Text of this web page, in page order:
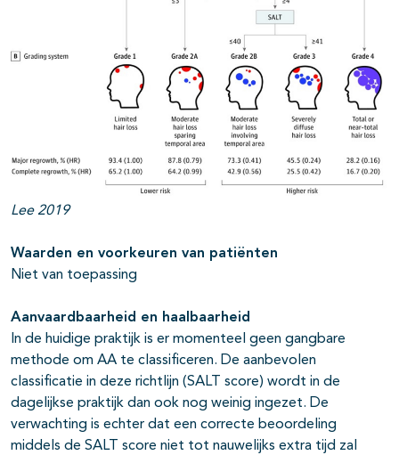
Lee 2019
Waarden en voorkeuren van patiënten
Niet van toepassing
Aanvaardbaarheid en haalbaarheid
In de huidige praktijk is er momenteel geen gangbare
methode om AA te classificeren. De aanbevolen
classificatie in deze richtlijn (SALT score) wordt in de
dagelijkse praktijk dan ook nog weinig ingezet. De
verwachting is echter dat een correcte beoordeling
middels de SALT score niet tot nauwelijks extra tijd zal